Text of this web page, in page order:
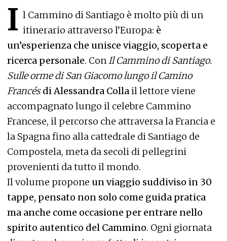
I l Cammino di Santiago è molto più di un
itinerario attraverso l’Europa: è
un’esperienza che unisce viaggio, scoperta e
ricerca personale. ConIl Cammino di Santiago.
Sulle orme di San Giacomo lungo il Camino
Francésdi Alessandra Collail lettore viene
accompagnato lungo il celebre Cammino
Francese, il percorso che attraversa la Francia e
la Spagna fino alla cattedrale di Santiago de
Compostela, meta da secoli di pellegrini
provenienti da tutto il mondo.
Il volume propone un viaggio suddiviso in 30
tappe, pensato non solo come guida pratica
ma anche come occasione per entrare nello
spirito autentico del Cammino. Ogni giornata